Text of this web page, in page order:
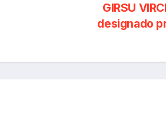
GIRSU
designado